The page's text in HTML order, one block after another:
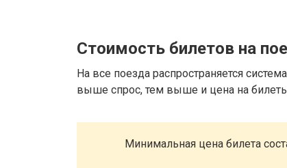
Стоимость билетов на
На все поезда распространяется
выше спрос, тем выше и цена на
Минимальная цена билета